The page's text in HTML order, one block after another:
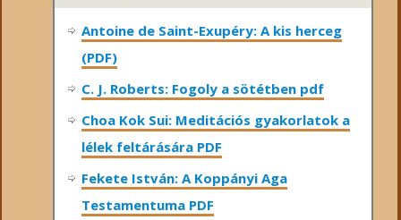
Antoine de Saint-Exupéry: A kis herceg
(PDF)
C. J. Roberts: Fogoly a sötétben pdf
Choa Kok Sui: Meditációs gyakorlatok a
lélek feltárására PDF
Fekete István: A Koppányi Aga
Testamentuma PDF